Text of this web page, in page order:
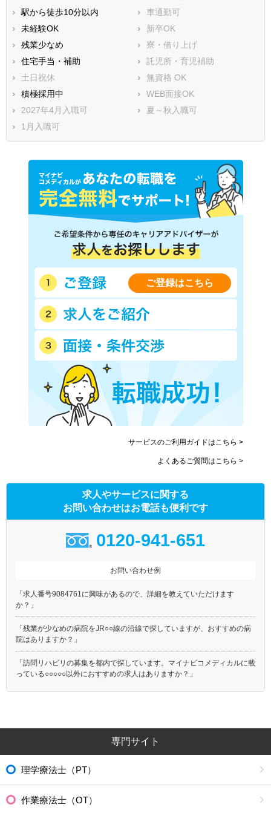
駅から徒歩10分以内
車通勤可
未経験OK
新卒OK
残業少なめ
寮・借り上げ
住宅手当・補助
託児所・育児補助
土日祝休
無資格 OK
積極採用中
WEB面接OK
2027年4月入職可
夏～秋入職可
1月入職可
ご登録はこちら
サービスのご利用ガイドはこちら >
よくあるご質問はこちら >
求人やサービスに関する
お問い合わせはお電話も便利です
0120-941-651
お問い合わせ例
「求人番号9084761に興味があるので、詳細を教えていただけます
か？」
「残業が少なめの病院をJR○○線の沿線で探していますが、おすすめの病
院はありますか？」
「訪問リハビリの募集を都内で探しています。マイナビコメディカルに載
っている○○○○○以外におすすめの求人はありますか？」
専門サイト
理学療法士（PT）
作業療法士（OT）